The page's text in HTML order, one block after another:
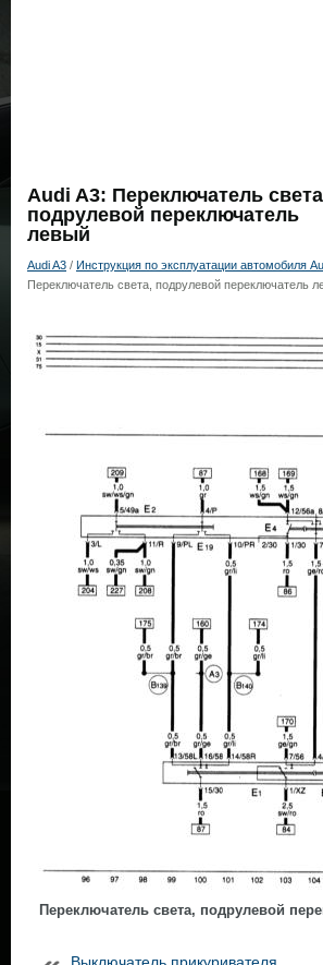
Audi A3: Переключатель
подрулевой переключатель
левый
Audi A3 / Инструкция по эксплуатации автомобиля
Переключатель света, подрулевой переключатель
Переключатель света, подрулевой